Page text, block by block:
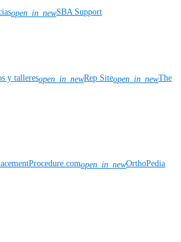
open_in_newSBA Support
y talleresopen_in_newRep Siteopen_in_newThe
open_in_newOrthoPedia